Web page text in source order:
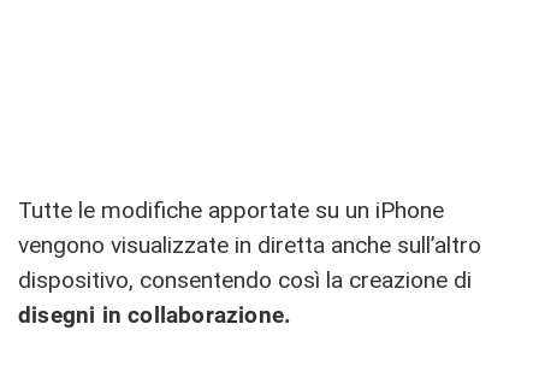
Tutte le modifiche apportate su un iPhone
vengono visualizzate in diretta anche sull’altro
dispositivo, consentendo così la creazione di
disegni in collaborazione.